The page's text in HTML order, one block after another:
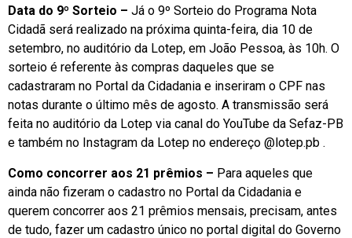
Data do 9º Sorteio – Já o 9º Sorteio do Programa Nota
Cidadã será realizado na próxima quinta-feira, dia 10 de
setembro, no auditório da Lotep, em João Pessoa, às 10h. O
sorteio é referente às compras daqueles que se
cadastraram no Portal da Cidadania e inseriram o CPF nas
notas durante o último mês de agosto. A transmissão será
feita no auditório da Lotep via canal do YouTube da Sefaz-PB
e também no Instagram da Lotep no endereço @lotep.pb .
Como concorrer aos 21 prêmios – Para aqueles que
ainda não fizeram o cadastro no Portal da Cidadania e
querem concorrer aos 21 prêmios mensais, precisam, antes
de tudo, fazer um cadastro único no portal digital do Governo